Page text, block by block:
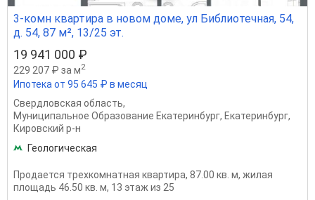
3-комн квартира в новом доме, ул Библиотечная, 54,
д. 54, 87 м², 13/25 эт.
19 941 000 ₽
229 207 ₽ за м2
Ипотека от 95 645 ₽ в месяц
Свердловская область,
Муниципальное Образование Екатеринбург, Екатеринбург,
Кировский р-н
Геологическая
Продается трехкомнатная квартира, 87.00 кв. м, жилая
площадь 46.50 кв. м, 13 этаж из 25